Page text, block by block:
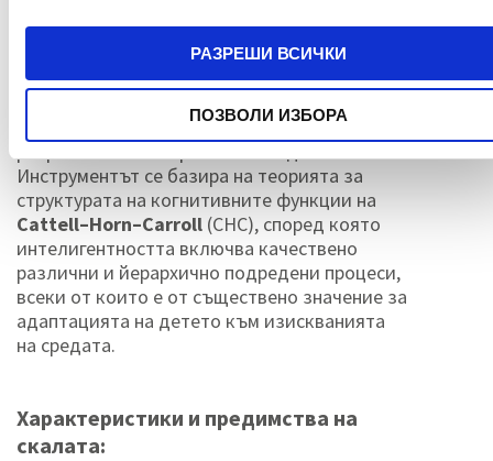
РАЗРЕШИ ВСИЧКИ
ПОЗВОЛИ ИЗБОРА
Scale for Children) се е наложила
златен стандартв психометрията. Тя
разглежда детския интелект като набор от
отделни, но взаимосвързани умения, които
детето използва, за да подходи към
Инструментът се базира на теорията за
структурата на когнитивните функции на
Cattell–Horn–Carroll (CHC), според която
интелигентността включва качествено
различни и йерархично подредени процеси,
всеки от които е от съществено значение за
адаптацията на детето към изискванията
на средата.
Характеристики и предимства на
скалата: